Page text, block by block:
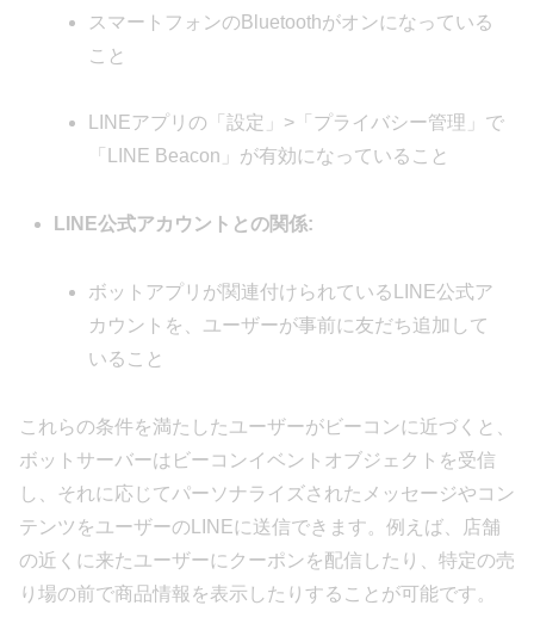
スマートフォンのBluetoothがオンになっている
こと
LINEアプリの「設定」>「プライバシー管理」で
「LINE Beacon」が有効になっていること
LINE公式アカウントとの関係:
ボットアプリが関連付けられているLINE公式ア
カウントを、ユーザーが事前に友だち追加して
いること
これらの条件を満たしたユーザーがビーコンに近づくと、
ボットサーバーはビーコンイベントオブジェクトを受信
し、それに応じてパーソナライズされたメッセージやコン
テンツをユーザーのLINEに送信できます。例えば、店舗
の近くに来たユーザーにクーポンを配信したり、特定の売
り場の前で商品情報を表示したりすることが可能です。